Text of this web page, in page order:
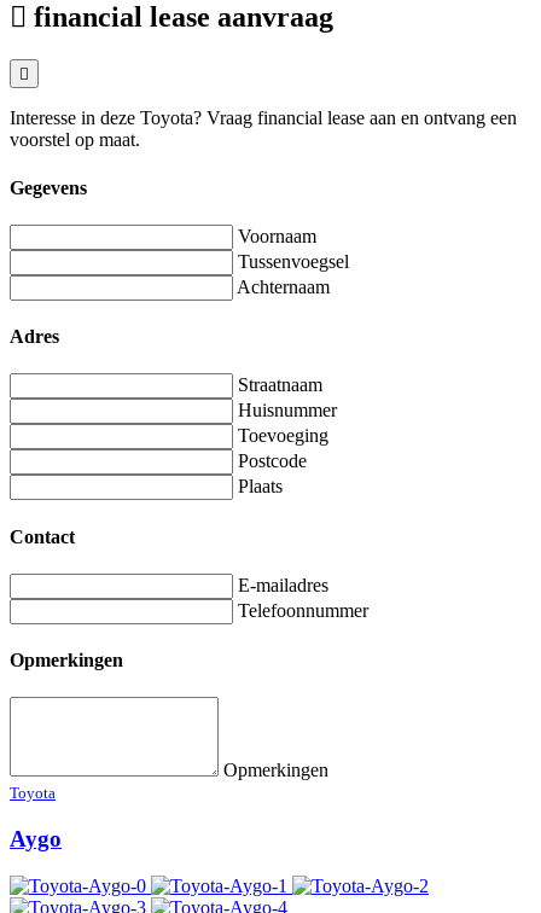
financial lease aanvraag
Interesse in deze Toyota? Vraag financial lease aan en ontvang een
voorstel op maat.
Gegevens
Voornaam
Tussenvoegsel
Achternaam
Adres
Straatnaam
Huisnummer
Toevoeging
Postcode
Plaats
Contact
E-mailadres
Telefoonnummer
Opmerkingen
Opmerkingen
Toyota
Aygo